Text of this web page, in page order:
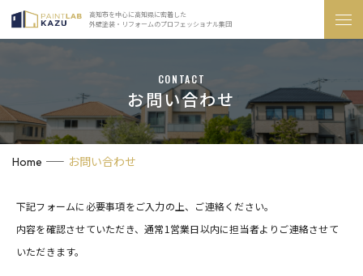
高知市を中心に高知県に密着した
外壁塗装・リフォームのプロフェッショナル集団
CONTACT
お問い合わせ
Home お問い合わせ
下記フォームに必要事項をご入力の上、ご連絡ください。
内容を確認させていただき、通常1営業日以内に担当者よりご連絡させて
いただきます。